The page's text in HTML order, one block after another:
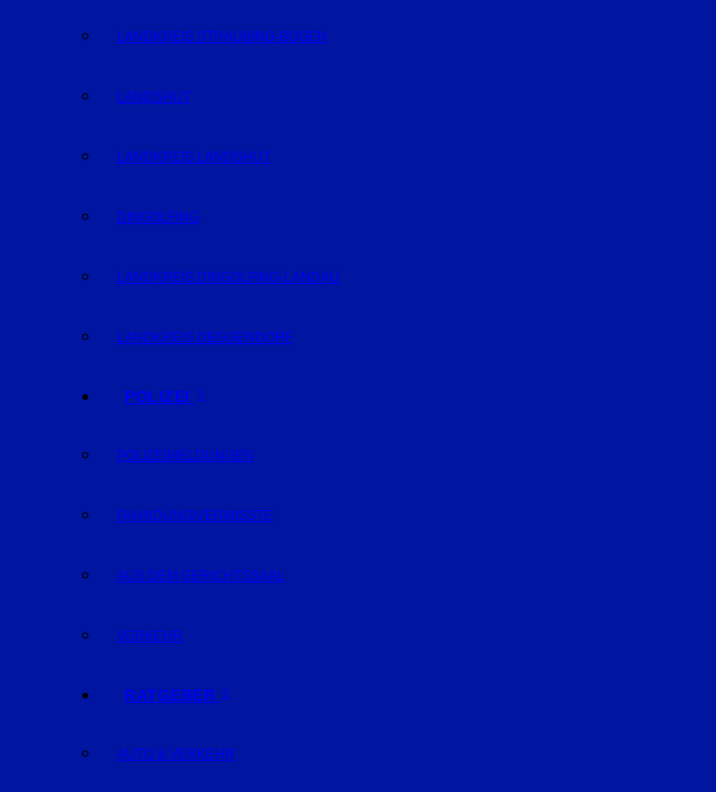
LANDKREIS STRAUBING-BOGEN
LANDSHUT
LANDKREIS LANDSHUT
DINGOLFING
LANDKREIS DINGOLFING-LANDAU
LANDKREIS DEGGENDORF
POLIZEI
POLIZEIMELDUNGEN
FAHNDUNG/VERMISSTE
AUS DEM GERICHTSSAAL
VERKEHR
RATGEBER
AUTO & VERKEHR